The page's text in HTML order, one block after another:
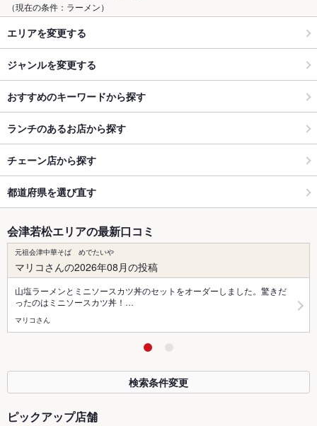
（現在の条件：ラーメン）
エリアを変更する
ジャンルを変更する
おすすめのキーワードから探す
ランチのあるお店から探す
チェーン店から探す
都道府県を選び直す
会津若松エリアの最新口コミ
元祖会津中華そば めでたいや
マリコさんの2026年08月の投稿
山塩ラーメンとミニソースカツ丼のセットをオーダーしました。驚きだ
ったのはミニソースカツ丼！…
マリコさん
検索条件変更
ピックアップ店舗